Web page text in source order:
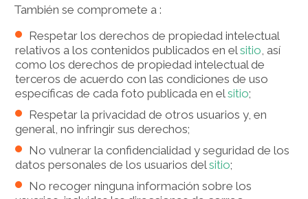
También se compromete a :
Respetar los derechos de propiedad intelectual
relativos a los contenidos publicados en el sitio , así
como los derechos de propiedad intelectual de
terceros de acuerdo con las condiciones de uso
específicas de cada foto publicada en el sitio;
Respetar la privacidad de otros usuarios y, en
general, no infringir sus derechos;
No vulnerar la confidencialidad y seguridad de los
datos personales de los usuarios del sitio;
No recoger ninguna información sobre los